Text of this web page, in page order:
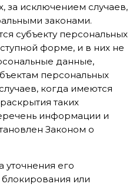
за исключением случаев,
законами.
субъекту персональных
форме, и в них не
данные,
персональных
когда имеются
таких
информации и
Законом о
уточнения его
или